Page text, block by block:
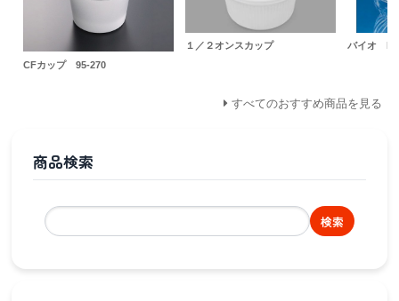
CFカップ 95-270
１／２オンスカップ バイオ
すべてのおすすめ商品を見る
商品検索
検索